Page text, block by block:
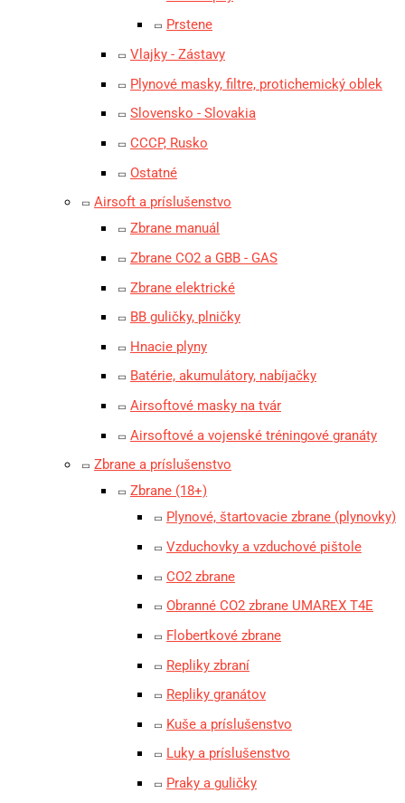
Prstene
Vlajky - Zástavy
Plynové masky, filtre, protichemický oblek
Slovensko - Slovakia
CCCP, Rusko
Ostatné
Airsoft a príslušenstvo
Zbrane manuál
Zbrane CO2 a GBB - GAS
Zbrane elektrické
BB guličky, plničky
Hnacie plyny
Batérie, akumulátory, nabíjačky
Airsoftové masky na tvár
Airsoftové a vojenské tréningové granáty
Zbrane a príslušenstvo
Zbrane (18+)
Plynové, štartovacie zbrane (plynovky)
Vzduchovky a vzduchové pištole
CO2 zbrane
Obranné CO2 zbrane UMAREX T4E
Flobertkové zbrane
Repliky zbraní
Repliky granátov
Kuše a príslušenstvo
Luky a príslušenstvo
Praky a guličky